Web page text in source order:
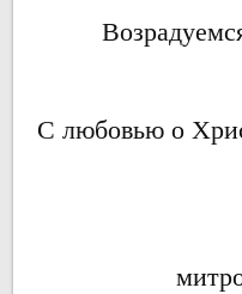
Возрадуемся
С любовью о